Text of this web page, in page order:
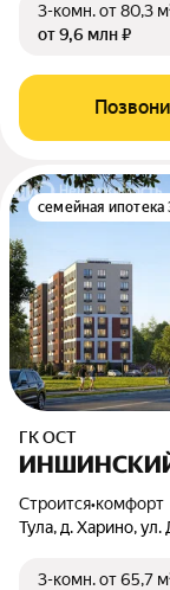
3-комн.от 80,3
от 9,6 млн ₽
семейная ипотека
ГК ОСТ
Строится•комфорт
Тула, д. Харино,
3-комн.от 65,7